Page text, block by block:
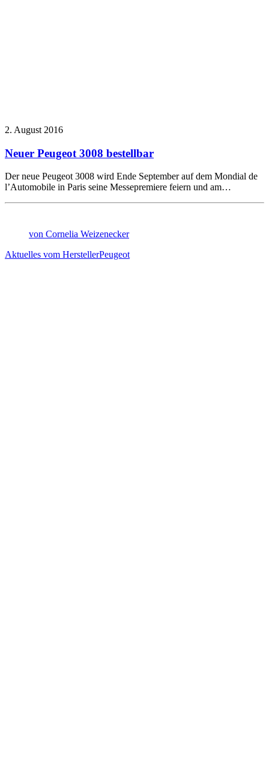
2. August 2016
Neuer Peugeot 3008 bestellbar
Der neue Peugeot 3008 wird Ende September auf dem Mondial de
l’Automobile in Paris seine Messepremiere feiern und am…
von Cornelia Weizenecker
Aktuelles vom HerstellerPeugeot